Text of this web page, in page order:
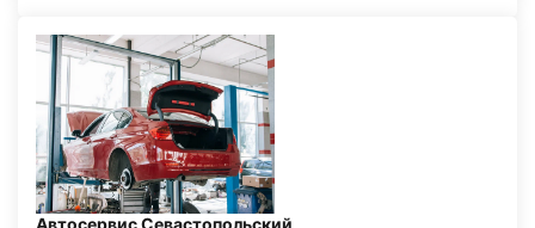
Автосервис Севастопольский